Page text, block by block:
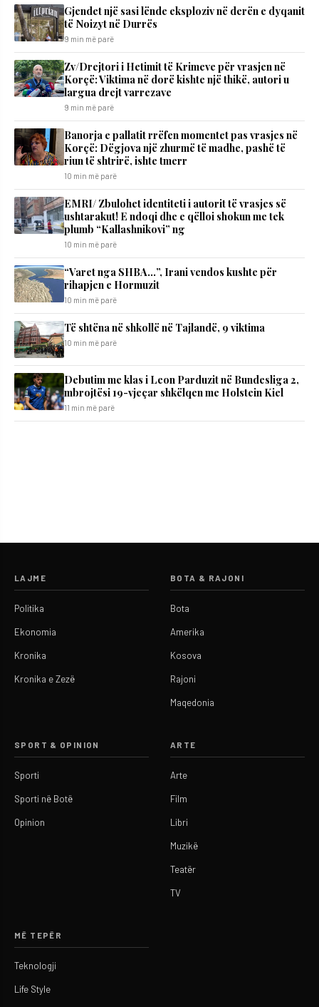
Gjendet një sasi lënde eksploziv në derën e dyqanit
të Noizyt në Durrës
9 min më parë
Zv/Drejtori i Hetimit të Krimeve për vrasjen në
Korçë: Viktima në dorë kishte një thikë, autori u
largua drejt varrezave
9 min më parë
Banorja e pallatit rrëfen momentet pas vrasjes në
Korçë: Dëgjova një zhurmë të madhe, pashë të
riun të shtrirë, ishte tmerr
10 min më parë
EMRI/ Zbulohet identiteti i autorit të vrasjes së
ushtarakut! E ndoqi dhe e qëlloi shokun me tek
plumb “Kallashnikovi” ng
10 min më parë
“Varet nga SHBA…”, Irani vendos kushte për
rihapjen e Hormuzit
10 min më parë
Të shtëna në shkollë në Tajlandë, 9 viktima
10 min më parë
Debutim me klas i Leon Parduzit në Bundesliga 2,
mbrojtësi 19-vjeçar shkëlqen me Holstein Kiel
11 min më parë
LAJME
Politika
Ekonomia
Kronika
Kronika e Zezë
BOTA & RAJONI
Bota
Amerika
Kosova
Rajoni
Maqedonia
SPORT & OPINION
Sporti
Sporti në Botë
Opinion
ARTE
Arte
Film
Libri
Muzikë
Teatër
TV
MË TEPËR
Teknologji
Life Style